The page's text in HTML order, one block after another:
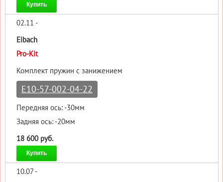
Купить
02.11 -
Eibach
Pro-Kit
Комплект пружин с занижением
E10-57-002-04-22
Передняя ось: -30мм
Задняя ось: -20мм
18 600 руб.
Купить
10.07 -